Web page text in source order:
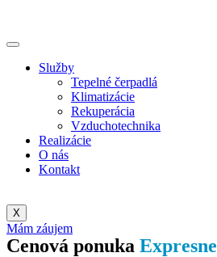
Služby
Tepelné čerpadlá
Klimatizácie
Rekuperácia
Vzduchotechnika
Realizácie
O nás
Kontakt
X
Mám záujem
Cenová ponuka Expresne